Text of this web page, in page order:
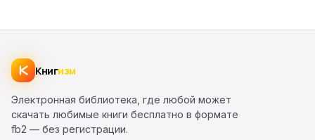
Книгизм
Электронная библиотека, где любой может
скачать любимые книги бесплатно в формате
fb2 — без регистрации.